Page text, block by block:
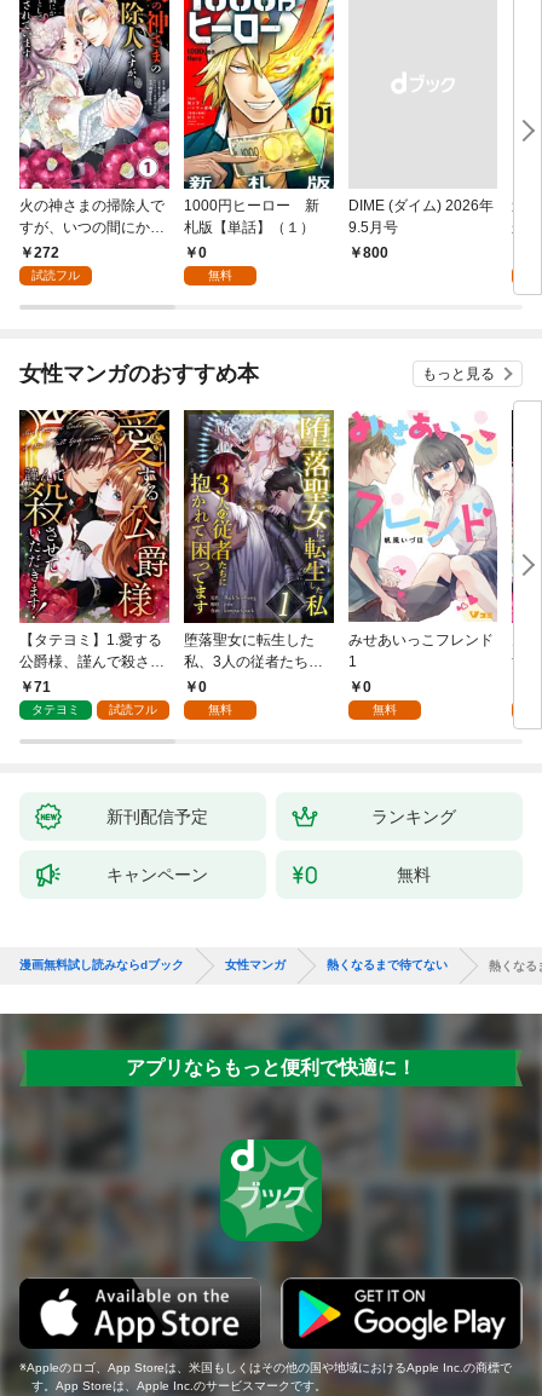
火の神さまの掃除人で
すが、いつの間にか花
嫁として溺愛されてい
ます【単話】（１）
272
試読フル
1000円ヒーロー 新
札版【単話】（１）
0
無料
DIME (ダイム) 2026年
9.5月号
￥800
追
か
れ
（
女性マンガのおすすめ本 もっと見る
【タテヨミ】1.愛する
公爵様、謹んで殺させ
ていただきます！
71
タテヨミ 試読フル
堕落聖女に転生した
私、3人の従者たちに
抱かれて困ってます 第
1話
0
無料
みせあいっこフレンド
1
0
無料
す
ま
新刊配信予定 ランキング
キャンペーン 無料
漫画無料試し読みならdブック 女性マンガ 熱くなるまで待てない 熱くなる
アプリならもっと便利で快適に！
Appleのロゴ、App Storeは、米国もしくはその他の国や地域におけるApple Inc.の商標で
す。App Storeは、Apple Inc.のサービスマークです。